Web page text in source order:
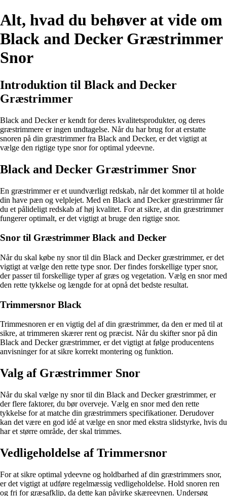
Alt, hvad du behøver at vide om
Black and Decker Græstrimmer
Snor
Introduktion til Black and Decker
Græstrimmer
Black and Decker er kendt for deres kvalitetsprodukter, og deres
græstrimmere er ingen undtagelse. Når du har brug for at erstatte
snoren på din græstrimmer fra Black and Decker, er det vigtigt at
vælge den rigtige type snor for optimal ydeevne.
Black and Decker Græstrimmer Snor
En græstrimmer er et uundværligt redskab, når det kommer til at holde
din have pæn og velplejet. Med en Black and Decker græstrimmer får
du et pålideligt redskab af høj kvalitet. For at sikre, at din græstrimmer
fungerer optimalt, er det vigtigt at bruge den rigtige snor.
Snor til Græstrimmer Black and Decker
Når du skal købe ny snor til din Black and Decker græstrimmer, er det
vigtigt at vælge den rette type snor. Der findes forskellige typer snor,
der passer til forskellige typer af græs og vegetation. Vælg en snor med
den rette tykkelse og længde for at opnå det bedste resultat.
Trimmersnor Black
Trimmesnoren er en vigtig del af din græstrimmer, da den er med til at
sikre, at trimmeren skærer rent og præcist. Når du skifter snor på din
Black and Decker græstrimmer, er det vigtigt at følge producentens
anvisninger for at sikre korrekt montering og funktion.
Valg af Græstrimmer Snor
Når du skal vælge ny snor til din Black and Decker græstrimmer, er
der flere faktorer, du bør overveje. Vælg en snor med den rette
tykkelse for at matche din græstrimmers specifikationer. Derudover
kan det være en god idé at vælge en snor med ekstra slidstyrke, hvis du
har et større område, der skal trimmes.
Vedligeholdelse af Trimmersnor
For at sikre optimal ydeevne og holdbarhed af din græstrimmers snor,
er det vigtigt at udføre regelmæssig vedligeholdelse. Hold snoren ren
og fri for græsafklip, da dette kan påvirke skæreevnen. Undersøg